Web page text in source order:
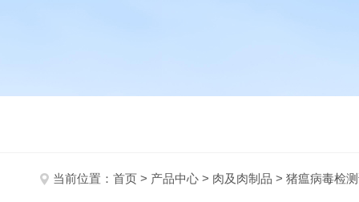
当前位置： 首页 > 产品中心 > 肉及肉制品 > 猪瘟病毒检